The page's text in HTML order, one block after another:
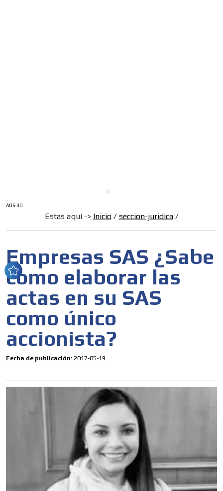
ADS-30
Estas aquí -> Inicio/ seccion-juridica/
Empresas SAS ¿Sabe
como elaborar las
actas en su SAS
como único
accionista?
Fecha de publicación: 2017-05-19